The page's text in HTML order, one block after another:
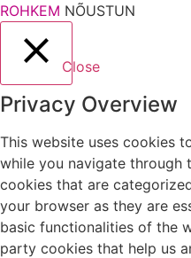
ROHKEM NÕUSTUN
Close
Privacy Overview
This website uses cookies
while you navigate through
cookies that are
your browser as they are
basic functionalities of the
party cookies that help us